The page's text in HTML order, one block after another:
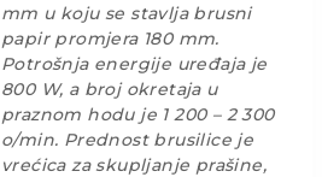
mm u koju se stavlja brusni
papir promjera 180 mm.
Potrošnja energije uređaja je
800 W, a broj okretaja u
praznom hodu je 1 200 – 2 300
o/min. Prednost brusilice je
vrećica za skupljanje prašine,